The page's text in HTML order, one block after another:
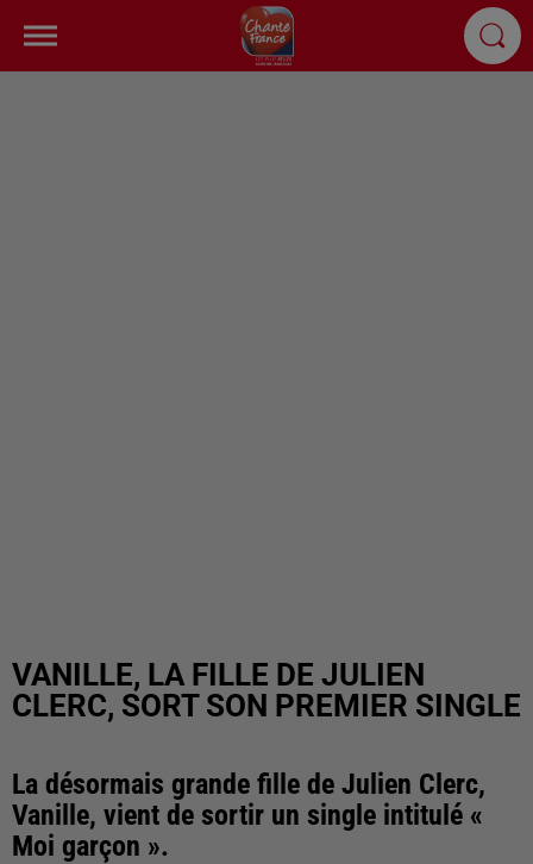
VANILLE, LA FILLE DE JULIEN
CLERC, SORT SON PREMIER SINGLE
La désormais grande fille de Julien Clerc,
Vanille, vient de sortir un single intitulé «
Moi garçon ».